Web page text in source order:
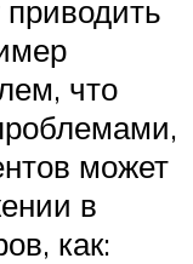
что
может
в
как: